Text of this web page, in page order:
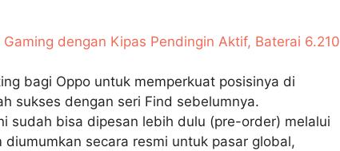
dengan Kipas Pendingin Aktif, Baterai 6.210
bagi Oppo untuk memperkuat posisinya di
sukses dengan seri Find sebelumnya.
sudah bisa dipesan lebih dulu (pre-order) melalui
secara resmi untuk pasar global,